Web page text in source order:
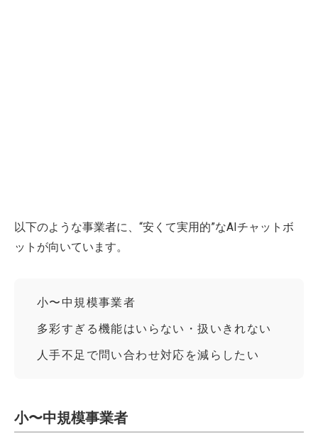
以下のような事業者に、“安くて実用的”なAIチャットボ
ットが向いています。
小〜中規模事業者
多彩すぎる機能はいらない・扱いきれない
人手不足で問い合わせ対応を減らしたい
小〜中規模事業者